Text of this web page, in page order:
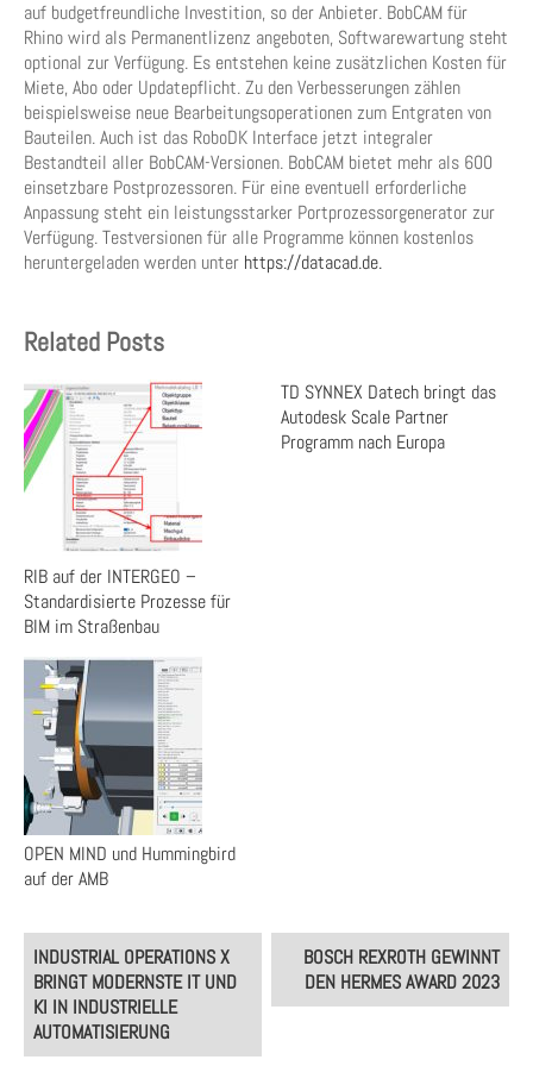
auf budgetfreundliche Investition, so der Anbieter. BobCAM für
Rhino wird als Permanentlizenz angeboten, Softwarewartung steht
optional zur Verfügung. Es entstehen keine zusätzlichen Kosten für
Miete, Abo oder Updatepflicht. Zu den Verbesserungen zählen
beispielsweise neue Bearbeitungsoperationen zum Entgraten von
Bauteilen. Auch ist das RoboDK Interface jetzt integraler
Bestandteil aller BobCAM-Versionen. BobCAM bietet mehr als 600
einsetzbare Postprozessoren. Für eine eventuell erforderliche
Anpassung steht ein leis­tungsstarker Portprozessorgenerator zur
Verfügung. Testversionen für alle Programme können kostenlos
heruntergeladen werden unter https://datacad.de.
Related Posts
RIB auf der INTERGEO –
Standardisierte Prozesse für
BIM im Straßenbau
TD SYNNEX Datech bringt das
Autodesk Scale Partner
Programm nach Europa
OPEN MIND und Hummingbird
auf der AMB
Post
navigation
INDUSTRIAL OPERATIONS X
BRINGT MODERNSTE IT UND
KI IN INDUSTRIELLE
AUTOMATISIERUNG
BOSCH REXROTH GEWINNT
DEN HERMES AWARD 2023